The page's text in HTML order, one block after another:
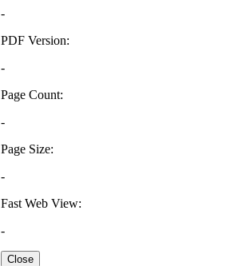
-
PDF Version:
-
Page Count:
-
Page Size:
-
Fast Web View:
-
Close